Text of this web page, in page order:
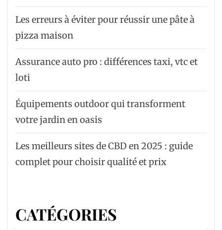
Les erreurs à éviter pour réussir une pâte à
pizza maison
Assurance auto pro : différences taxi, vtc et
loti
Équipements outdoor qui transforment
votre jardin en oasis
Les meilleurs sites de CBD en 2025 : guide
complet pour choisir qualité et prix
CATÉGORIES